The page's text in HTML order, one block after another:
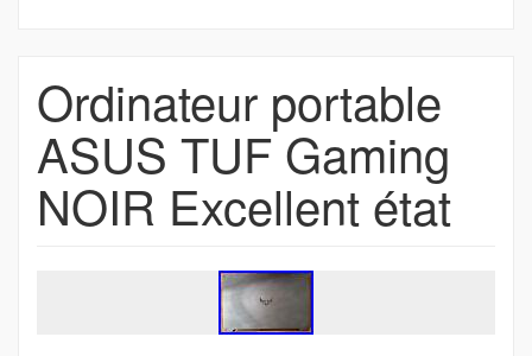
Ordinateur portable
ASUS TUF Gaming
NOIR Excellent état